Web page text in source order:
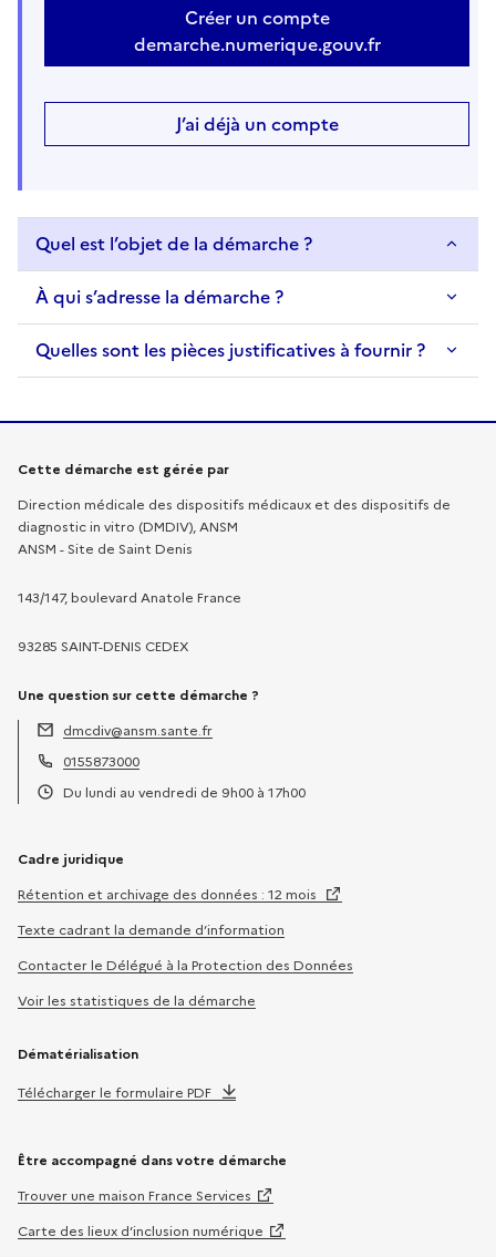
Créer un compte
demarche.numerique.gouv.fr
J’ai déjà un compte
Quel est l’objet de la démarche ?
À qui s’adresse la démarche ?
Quelles sont les pièces justificatives à fournir ?
Informations sur la démarche
Cette démarche est gérée par
Direction médicale des dispositifs médicaux et des dispositifs de
diagnostic in vitro (DMDIV), ANSM
ANSM - Site de Saint Denis
143/147, boulevard Anatole France
93285 SAINT-DENIS CEDEX
Une question sur cette démarche ?
Adresse électronique :
dmcdiv@ansm.sante.fr
Téléphone :
0155873000
Du lundi au vendredi de 9h00 à 17h00
Cadre juridique
Rétention et archivage des données : 12 mois
Texte cadrant la demande d’information
Contacter le Délégué à la Protection des Données
Voir les statistiques de la démarche
Dématérialisation
Télécharger le formulaire PDF
Être accompagné dans votre démarche
Trouver une maison France Services
Carte des lieux d’inclusion numérique